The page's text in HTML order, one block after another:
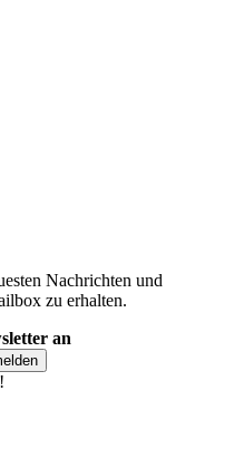
Nachrichten und
zu erhalten.
an